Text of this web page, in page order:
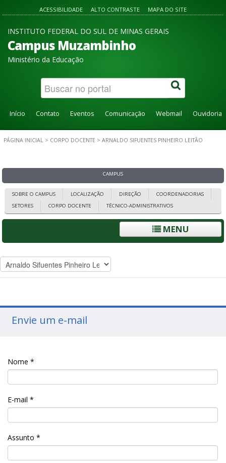
ACESSIBILIDADE ALTO CONTRASTE MAPA DO SITE
INSTITUTO FEDERAL DO SUL DE MINAS GERAIS
Campus Muzambinho
Ministério da Educação
Início Contato Eventos Comunicação Webmail Ouvidoria
PÁGINA INICIAL > CORPO DOCENTE > ARNALDO SIFUENTES PINHEIRO LEITÃO
CAMPUS
SOBRE O CAMPUS LOCALIZAÇÃO DIREÇÃO
COORDENADORIAS
SETORES
CORPO DOCENTE TÉCNICO-ADMINISTRATIVOS
MENU
Envie um e-mail
Nome *
E-mail *
Assunto *